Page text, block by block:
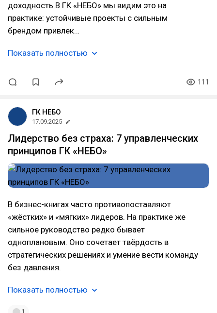
доходность.В ГК «НЕБО» мы видим это на
практике: устойчивые проекты с сильным
брендом привлек…
Показать полностью
111
ГК НЕБО
17.09.2025
Лидерство без страха: 7 управленческих
принципов ГК «НЕБО»
В бизнес-книгах часто противопоставляют
«жёстких» и «мягких» лидеров. На практике же
сильное руководство редко бывает
одноплановым. Оно сочетает твёрдость в
стратегических решениях и умение вести команду
без давления.
Показать полностью